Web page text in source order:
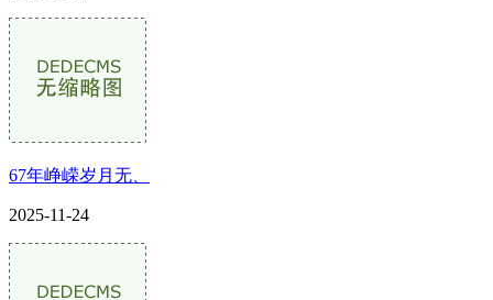
67年峥嵘岁月无、
2025-11-24